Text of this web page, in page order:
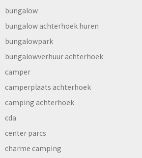
bungalow
bungalow achterhoek huren
bungalowpark
bungalowverhuur achterhoek
camper
camperplaats achterhoek
camping achterhoek
cda
center parcs
charme camping